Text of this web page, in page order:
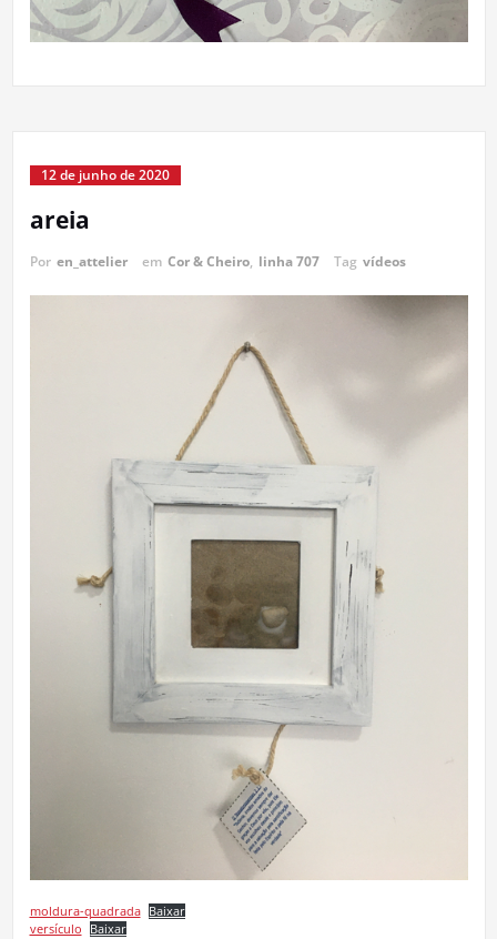
12 de junho de 2020
areia
Por en_attelier em Cor & Cheiro, linha 707 Tag vídeos
moldura-quadrada
Baixar
versículo
Baixar